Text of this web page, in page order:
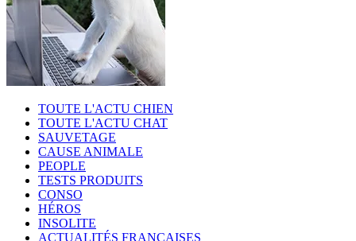
TOUTE L'ACTU CHIEN
TOUTE L'ACTU CHAT
SAUVETAGE
CAUSE ANIMALE
PEOPLE
TESTS PRODUITS
CONSO
HÉROS
INSOLITE
ACTUALITÉS FRANÇAISES